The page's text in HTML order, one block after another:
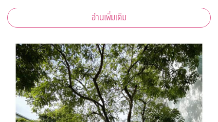
ต้านโควิด-19*
อ่านเพิ่มเติม